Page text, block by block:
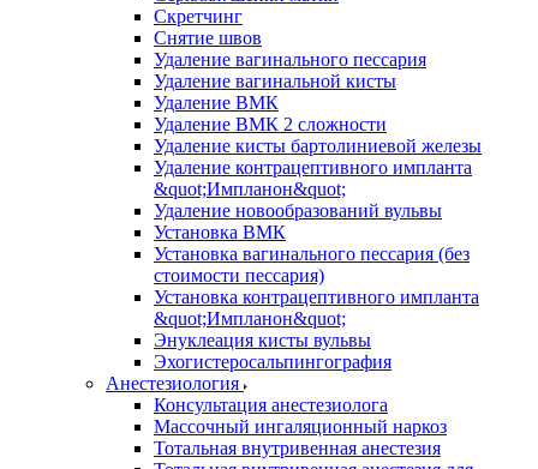
Скретчинг
Снятие швов
Удаление вагинального пессария
Удаление вагинальной кисты
Удаление ВМК
Удаление ВМК 2 сложности
Удаление кисты бартолиниевой железы
Удаление контрацептивного импланта
&quot;Импланон&quot;
Удаление новообразований вульвы
Установка ВМК
Установка вагинального пессария (без
стоимости пессария)
Установка контрацептивного импланта
&quot;Импланон&quot;
Энуклеация кисты вульвы
Эхогистеросальпингография
Анестезиология
Консультация анестезиолога
Массочный ингаляционный наркоз
Тотальная внутривенная анестезия